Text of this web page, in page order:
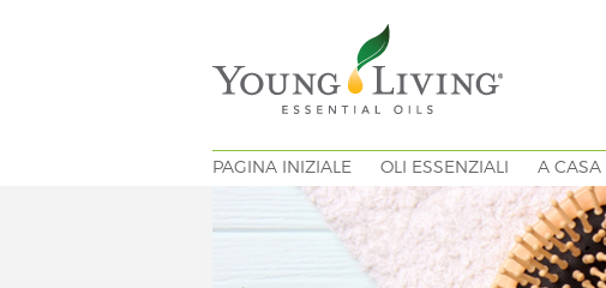
PAGINA INIZIALE OLI ESSENZIALI A CASA